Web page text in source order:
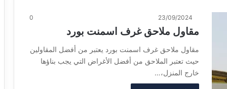
23/09/2024
0
مقاول ملاحق غرف اسمنت بورد
مقاول ملاحق غرف اسمنت بورد يعتبر من أفضل المقاولين
حيث تعتبر الملاحق من أفضل الأغراض التي يجب بناؤها
خارج المنزل،…